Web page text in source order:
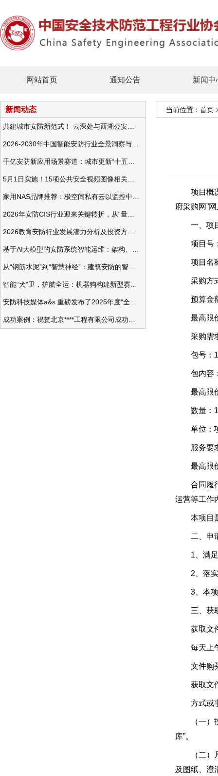
网站首页 通知公告 新闻中
新闻动态 当前位置： 首页
项目概况
府采购网”
一、项
项目号：
项目名称
采购方式
预算金额
最高限价
采购需
包号：1
包内容：
最高限价
数量：1
单位：
服务要求
最高限价
合同履行
运营等工作
本项目是
二、申请
1、满足
2、落实
3、本项
三、获取
获取文件
每天上午
文件购买
获取文件
方式或
（一）投
库”。
（二）凡
及图纸、澄